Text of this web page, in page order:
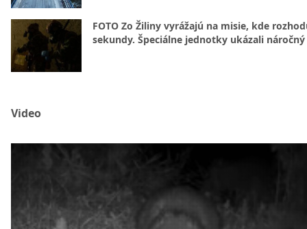
FOTO Zo Žiliny vyrážajú na misie, kde
sekundy. Špeciálne jednotky ukázali
Video